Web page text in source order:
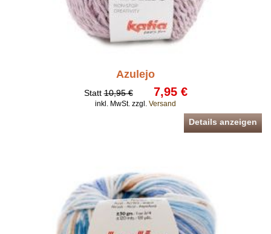
Azulejo
Statt 10,95 € 7,95 €
inkl. MwSt. zzgl. Versand
Details anzeigen